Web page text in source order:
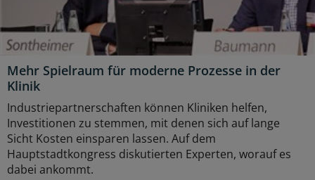
Mehr Spielraum für moderne Prozesse in der
Klinik
Industriepartnerschaften können Kliniken helfen,
Investitionen zu stemmen, mit denen sich auf lange
Sicht Kosten einsparen lassen. Auf dem
Hauptstadtkongress diskutierten Experten, worauf es
dabei ankommt.